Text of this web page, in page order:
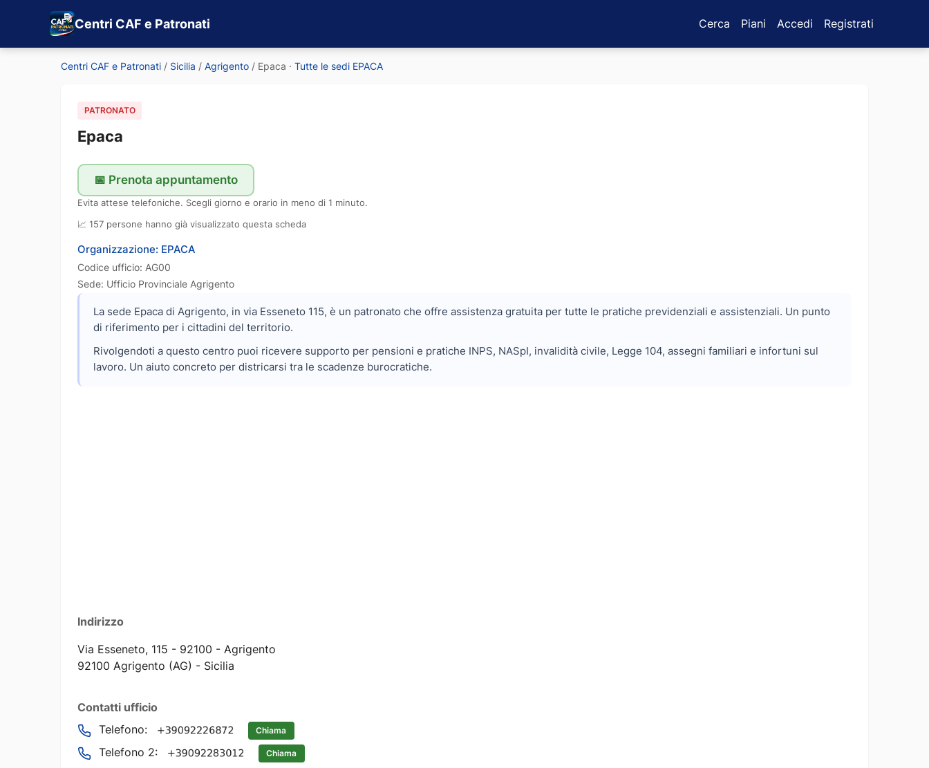
Centri CAF e Patronati Cerca Piani Accedi Registrati
Centri CAF e Patronati / Sicilia / Agrigento / Epaca · Tutte le sedi EPACA
PATRONATO
Epaca
📅 Prenota appuntamento
Evita attese telefoniche. Scegli giorno e orario in meno di 1 minuto.
📈 157 persone hanno già visualizzato questa scheda
Organizzazione: EPACA
Codice ufficio: AG00
Sede: Ufficio Provinciale Agrigento
La sede Epaca di Agrigento, in via Esseneto 115, è un patronato che offre assistenza gratuita per tutte le pratiche previdenziali e assistenziali. Un punto
di riferimento per i cittadini del territorio.
Rivolgendoti a questo centro puoi ricevere supporto per pensioni e pratiche INPS, NASpI, invalidità civile, Legge 104, assegni familiari e infortuni sul
lavoro. Un aiuto concreto per districarsi tra le scadenze burocratiche.
Indirizzo
Via Esseneto, 115 - 92100 - Agrigento
92100 Agrigento (AG) - Sicilia
Contatti ufficio
Telefono:
Chiama
Telefono 2: Chiama